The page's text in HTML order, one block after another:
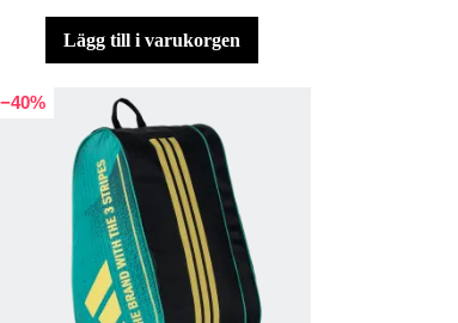
lägg till i varukorgen
−40%